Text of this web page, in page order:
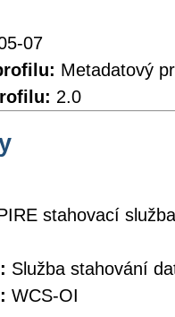
07
Metadatový
2.0
stahovací
Služba stahování
WCS-OI